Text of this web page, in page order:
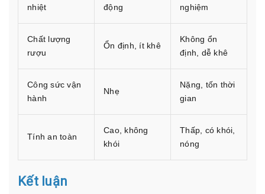
nhiệt
động
nghiệm
Chất lượng
rượu
Ổn định, ít khê
Không ổn
định, dễ khê
Công sức vận
hành
Nhẹ
Nặng, tốn thời
gian
Tính an toàn
Cao, không
khói
Thấp, có khói,
nóng
Kết luận